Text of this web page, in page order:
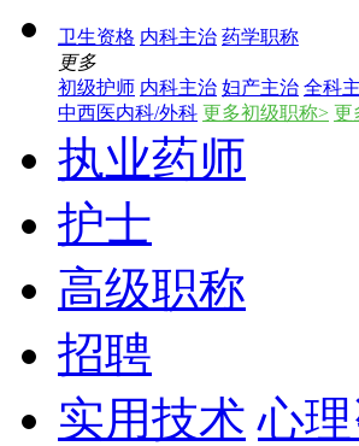
卫生资格 内科主治 药学职称
更多
初级护师 内科主治 妇产主治 全科
中西医内科/外科 更多初级职称> 更
执业药师
护士
高级职称
招聘
实用技术 心